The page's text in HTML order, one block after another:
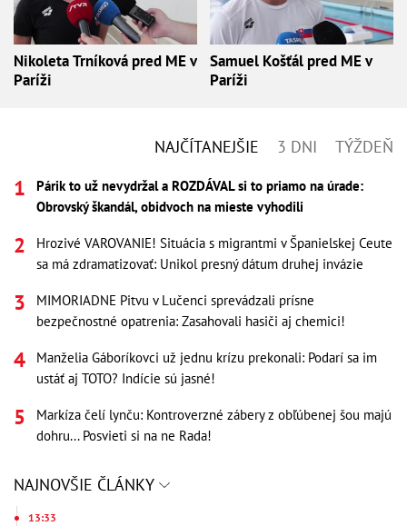
Nikoleta Trníková pred ME v
Paríži
Samuel Košťál pred ME v
Paríži
NAJČÍTANEJŠIE 3 DNI TÝŽDEŇ
Párik to už nevydržal a ROZDÁVAL si to priamo na úrade:
Obrovský škandál, obidvoch na mieste vyhodili
Hrozivé VAROVANIE! Situácia s migrantmi v Španielskej Ceute
sa má zdramatizovať: Unikol presný dátum druhej invázie
MIMORIADNE Pitvu v Lučenci sprevádzali prísne
bezpečnostné opatrenia: Zasahovali hasiči aj chemici!
Manželia Gáboríkovci už jednu krízu prekonali: Podarí sa im
ustáť aj TOTO? Indície sú jasné!
Markíza čelí lynču: Kontroverzné zábery z obľúbenej šou majú
dohru... Posvieti si na ne Rada!
NAJNOVŠIE ČLÁNKY
13:33